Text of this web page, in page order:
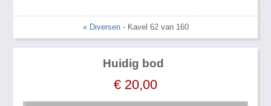
« Diversen- Kavel 62 van 160
Huidig bod
€ 20,00